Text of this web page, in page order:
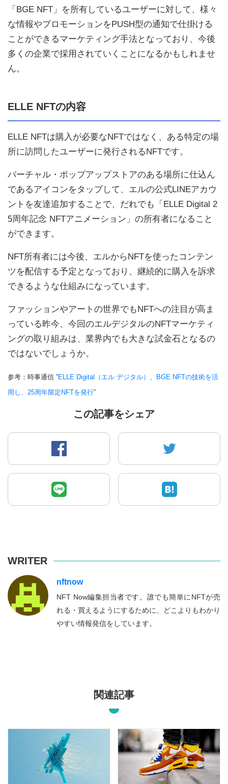
「BGE NFT」を所有しているユーザーに対して、様々
な情報やプロモーションをPUSH型の通知で仕掛ける
ことができるマーケティング手法となっており、今後
多くの企業で採用されていくことになるかもしれませ
ん。
ELLE NFTの内容
ELLE NFTは購入が必要なNFTではなく、ある特定の場
所に訪問したユーザーに発行されるNFTです。
バーチャル・ポップアップストアのある場所に仕込ん
であるアイコンをタップして、エルの公式LINEアカウ
ントを友達追加することで、だれでも「ELLE Digital 2
5周年記念 NFTアニメーション」の所有者になること
ができます。
NFT所有者には今後、エルからNFTを使ったコンテン
ツを配信する予定となっており、継続的に購入を訴求
できるような仕組みになっています。
ファッションやアートの世界でもNFTへの注目が高ま
っている昨今、今回のエルデジタルのNFTマーケティ
ングの取り組みは、業界内でも大きな試金石となるの
ではないでしょうか。
参考：時事通信 ”ELLE Digital（エル デジタル）、BGE NFTの技術を活
用し、25周年限定NFTを発行”
この記事をシェア
WRITER
nftnow
NFT Now編集担当者です。誰でも簡単にNFTが売
れる・買えるようにするために、どこよりもわかり
やすい情報発信をしています。
関連記事